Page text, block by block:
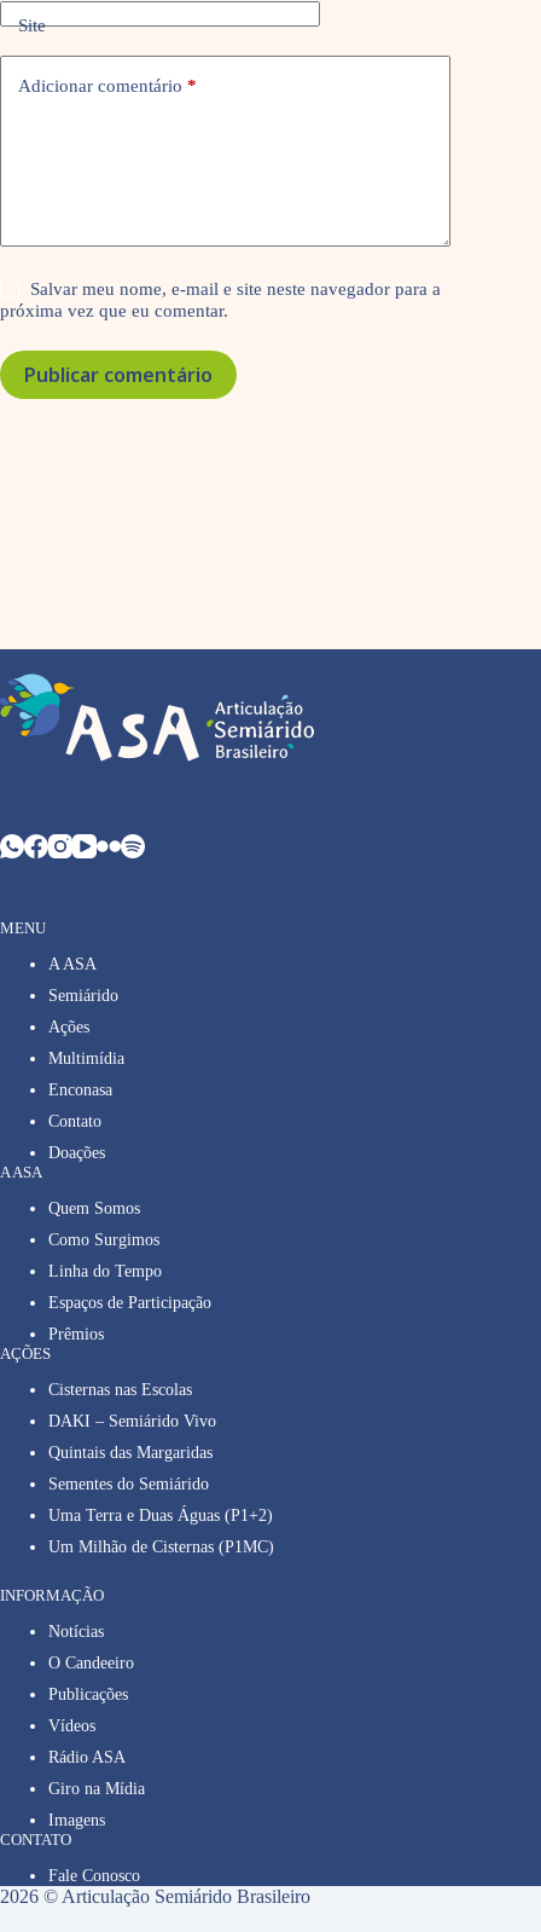
Site
Adicionar comentário *
Salvar meu nome, e-mail e site neste navegador para a
próxima vez que eu comentar.
Publicar comentário
MENU
A ASA
Semiárido
Ações
Multimídia
Enconasa
Contato
Doações
A ASA
Quem Somos
Como Surgimos
Linha do Tempo
Espaços de Participação
Prêmios
AÇÕES
Cisternas nas Escolas
DAKI – Semiárido Vivo
Quintais das Margaridas
Sementes do Semiárido
Uma Terra e Duas Águas (P1+2)
Um Milhão de Cisternas (P1MC)
INFORMAÇÃO
Notícias
O Candeeiro
Publicações
Vídeos
Rádio ASA
Giro na Mídia
Imagens
CONTATO
Fale Conosco
2026 © Articulação Semiárido Brasileiro